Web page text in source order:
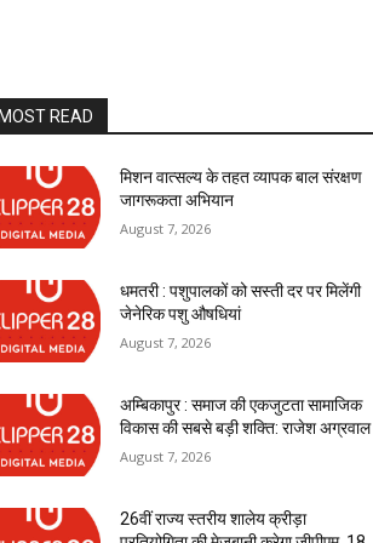
READ
मिशन वात्सल्य के तहत व्यापक बाल संरक्षण
जागरूकता अभियान
August 7, 2026
धमतरी : पशुपालकों को सस्ती दर पर मिलेंगी
जेनेरिक पशु औषधियां
August 7, 2026
अम्बिकापुर : समाज की एकजुटता सामाजिक
विकास की सबसे बड़ी शक्ति: राजेश अग्रवाल
August 7, 2026
26वीं राज्य स्तरीय शालेय क्रीड़ा